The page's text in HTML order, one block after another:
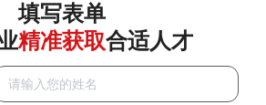
填写表单
精准获取合适人才